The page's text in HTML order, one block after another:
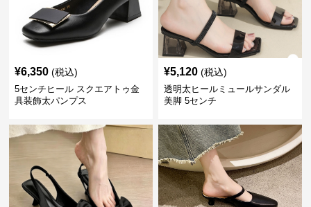
¥6,350 (税込)
5センチヒール スクエアトゥ金
具装飾太パンプス
¥5,120 (税込)
透明太ヒールミュールサンダル
美脚 5センチ